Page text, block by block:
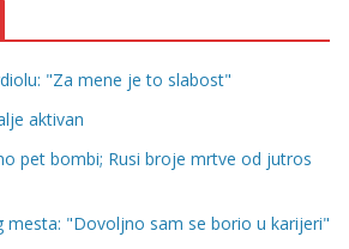
"Za mene je to slabost"
aktivan
pet bombi; Rusi broje mrtve od jutros
mesta: "Dovoljno sam se borio u karijeri"